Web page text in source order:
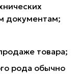
документам;
товара;
рода обычно